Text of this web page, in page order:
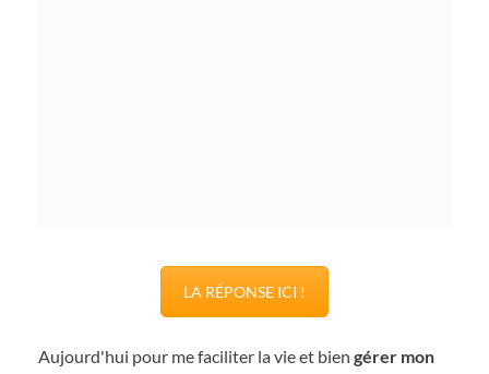
LA RÉPONSE ICI !
Aujourd'hui pour me faciliter la vie et bien gérer mon